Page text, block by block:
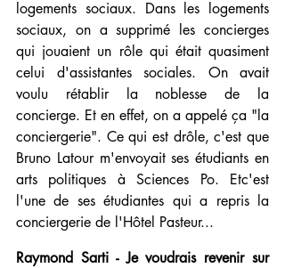
logements sociaux. Dans les logements
sociaux, on a supprimé les concierges
qui jouaient un rôle qui était quasiment
celui d'assistantes sociales. On avait
voulu rétablir la noblesse de la
concierge. Et en effet, on a appelé ça "la
conciergerie". Ce qui est drôle, c'est que
Bruno Latour m'envoyait ses étudiants en
arts politiques à Sciences Po. Etc'est
l'une de ses étudiantes qui a repris la
conciergerie de l'Hôtel Pasteur...
Raymond Sarti - Je voudrais revenir sur